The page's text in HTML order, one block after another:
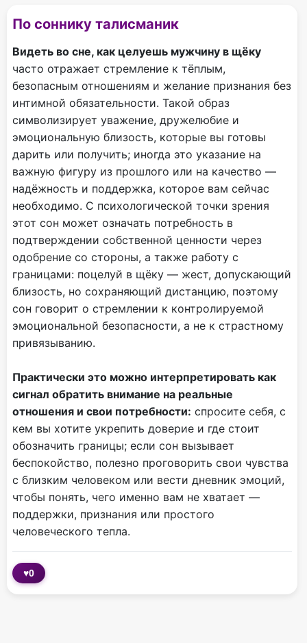
По соннику талисманик
Видеть во сне, как целуешь мужчину в щёку
часто отражает стремление к тёплым,
безопасным отношениям и желание признания без
интимной обязательности. Такой образ
символизирует уважение, дружелюбие и
эмоциональную близость, которые вы готовы
дарить или получить; иногда это указание на
важную фигуру из прошлого или на качество —
надёжность и поддержка, которое вам сейчас
необходимо. С психологической точки зрения
этот сон может означать потребность в
подтверждении собственной ценности через
одобрение со стороны, а также работу с
границами: поцелуй в щёку — жест, допускающий
близость, но сохраняющий дистанцию, поэтому
сон говорит о стремлении к контролируемой
эмоциональной безопасности, а не к страстному
привязыванию.
Практически это можно интерпретировать как
сигнал обратить внимание на реальные
отношения и свои потребности: спросите себя, с
кем вы хотите укрепить доверие и где стоит
обозначить границы; если сон вызывает
беспокойство, полезно проговорить свои чувства
с близким человеком или вести дневник эмоций,
чтобы понять, чего именно вам не хватает —
поддержки, признания или простого
человеческого тепла.
♥0